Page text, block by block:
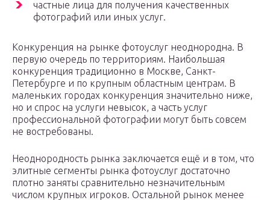
частные лица для получения качественных
фотографий или иных услуг.
Конкуренция на рынке фотоуслуг неоднородна. В
первую очередь по территориям. Наибольшая
конкуренция традиционно в Москве, Санкт-
Петербурге и по крупным областным центрам. В
маленьких городах конкуренция значительно ниже,
но и спрос на услуги невысок, а часть услуг
профессиональной фотографии могут быть совсем
не востребованы.
Неоднородность рынка заключается ещё и в том, что
элитные сегменты рынка фотоуслуг достаточно
плотно заняты сравнительно незначительным
числом крупных игроков. Остальной рынок менее